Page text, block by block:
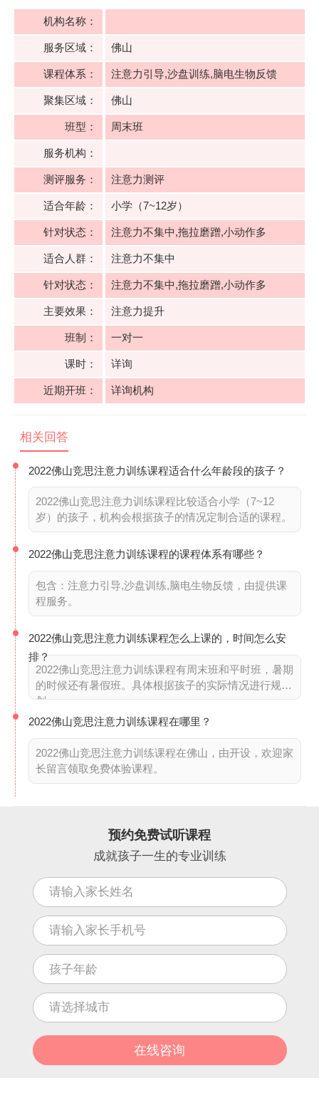
机构名称：
服务区域： 佛山
课程体系： 注意力引导,沙盘训练,脑电生物反馈
聚集区域： 佛山
班型： 周末班
服务机构：
测评服务： 注意力测评
适合年龄： 小学（7~12岁）
针对状态： 注意力不集中,拖拉磨蹭,小动作多
适合人群： 注意力不集中
针对状态： 注意力不集中,拖拉磨蹭,小动作多
主要效果： 注意力提升
班制： 一对一
课时： 详询
近期开班： 详询机构
相关回答
2022佛山竞思注意力训练课程适合什么年龄段的孩子？
2022佛山竞思注意力训练课程比较适合小学（7~12
岁）的孩子，机构会根据孩子的情况定制合适的课程。
2022佛山竞思注意力训练课程的课程体系有哪些？
包含：注意力引导,沙盘训练,脑电生物反馈，由提供课
程服务。
2022佛山竞思注意力训练课程怎么上课的，时间怎么安
排？
2022佛山竞思注意力训练课程有周末班和平时班，暑期
的时候还有暑假班。具体根据孩子的实际情况进行规
划。
2022佛山竞思注意力训练课程在哪里？
2022佛山竞思注意力训练课程在佛山，由开设，欢迎家
长留言领取免费体验课程。
预约免费试听课程
成就孩子一生的专业训练